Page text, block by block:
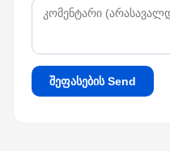
შეფასების Send